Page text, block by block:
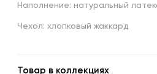
Наполнение: натуральный
Чехол: хлопковый жаккард
Товар в коллекциях